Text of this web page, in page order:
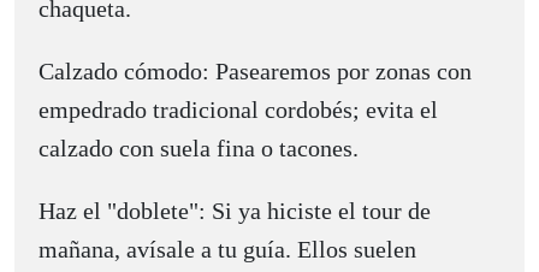
chaqueta.
Calzado cómodo: Pasearemos por zonas con
empedrado tradicional cordobés; evita el
calzado con suela fina o tacones.
Haz el "doblete": Si ya hiciste el tour de
mañana, avísale a tu guía. Ellos suelen